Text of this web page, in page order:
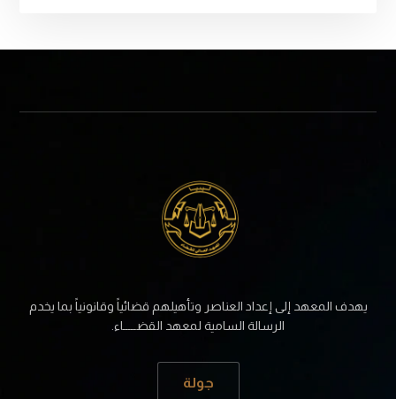
يهدف المعهد إلى إعداد العناصر وتأهيلهم قضائياً وقانونياً بما يخدم
الرسالة السامية لمعهد القضـــــاء.
جولة